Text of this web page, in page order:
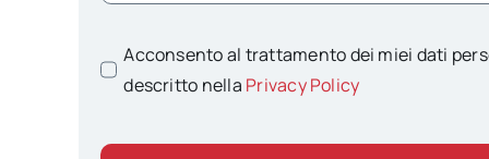
Acconsento al trattamento dei miei dati
descritto nella Privacy Policy